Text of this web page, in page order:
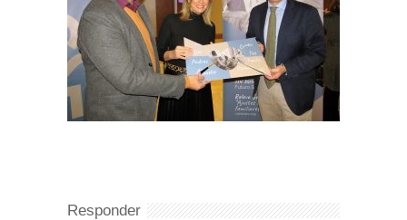
Responder